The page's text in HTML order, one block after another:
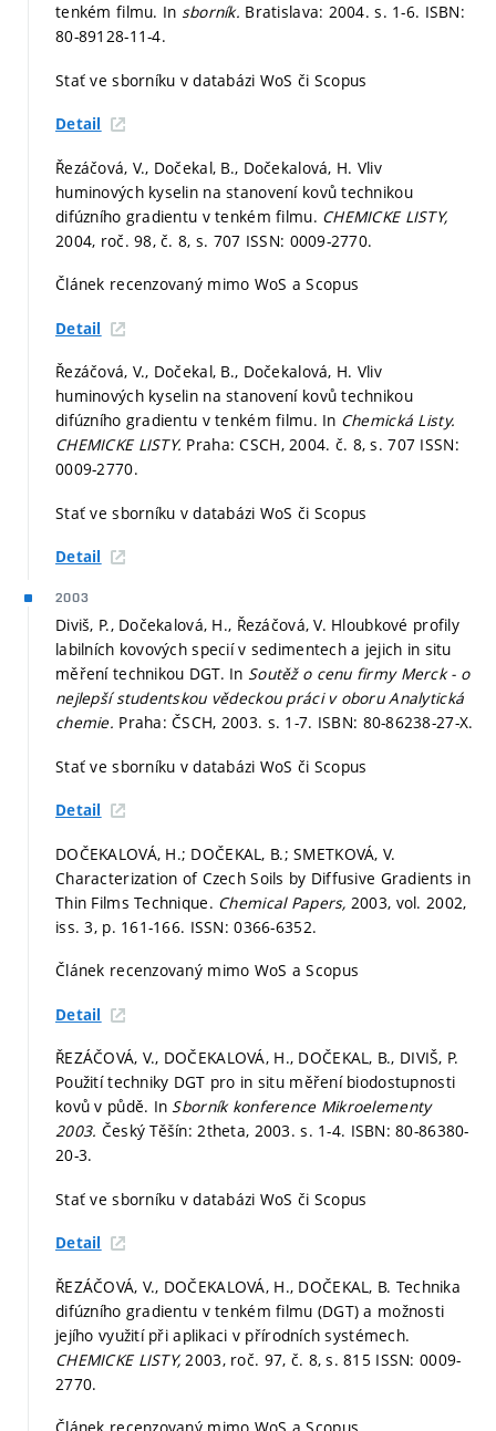
tenkém filmu. In sborník. Bratislava: 2004.s. 1-6. ISBN:
80-89128-11-4.
Stať ve sborníku v databázi WoS či Scopus
Detail
Řezáčová, V., Dočekal, B., Dočekalová, H. Vliv
huminových kyselin na stanovení kovů technikou
difúzního gradientu v tenkém filmu. CHEMICKE LISTY,
2004, roč. 98, č. 8, s. 707 ISSN: 0009-2770.
Článek recenzovaný mimo WoS a Scopus
Detail
Řezáčová, V., Dočekal, B., Dočekalová, H. Vliv
huminových kyselin na stanovení kovů technikou
difúzního gradientu v tenkém filmu. In Chemická Listy.
CHEMICKE LISTY. Praha: CSCH, 2004. č. 8,s. 707 ISSN:
0009-2770.
Stať ve sborníku v databázi WoS či Scopus
Detail
2003
Diviš, P., Dočekalová, H., Řezáčová, V. Hloubkové profily
labilních kovových specií v sedimentech a jejich in situ
měření technikou DGT. In Soutěž o cenu firmy Merck - o
nejlepší studentskou vědeckou práci v oboru Analytická
chemie. Praha: ČSCH, 2003. s. 1-7. ISBN: 80-86238-27-X.
Stať ve sborníku v databázi WoS či Scopus
Detail
DOČEKALOVÁ, H.; DOČEKAL, B.; SMETKOVÁ, V.
Characterization of Czech Soils by Diffusive Gradients in
Thin Films Technique. Chemical Papers, 2003, vol. 2002,
iss. 3, p. 161-166. ISSN: 0366-6352.
Článek recenzovaný mimo WoS a Scopus
Detail
ŘEZÁČOVÁ, V., DOČEKALOVÁ, H., DOČEKAL, B., DIVIŠ, P.
Použití techniky DGT pro in situ měření biodostupnosti
kovů v půdě. In Sborník konference Mikroelementy
2003. Český Těšín: 2theta, 2003.s. 1-4. ISBN: 80-86380-
20-3.
Stať ve sborníku v databázi WoS či Scopus
Detail
ŘEZÁČOVÁ, V., DOČEKALOVÁ, H., DOČEKAL, B. Technika
difúzního gradientu v tenkém filmu (DGT) a možnosti
jejího využití při aplikaci v přírodních systémech.
CHEMICKE LISTY, 2003, roč. 97, č. 8,s. 815 ISSN: 0009-
2770.